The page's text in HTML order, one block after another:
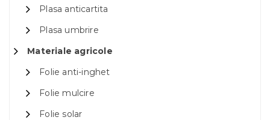
Plasa anticartita
Plasa umbrire
Materiale agricole
Folie anti-inghet
Folie mulcire
Folie solar